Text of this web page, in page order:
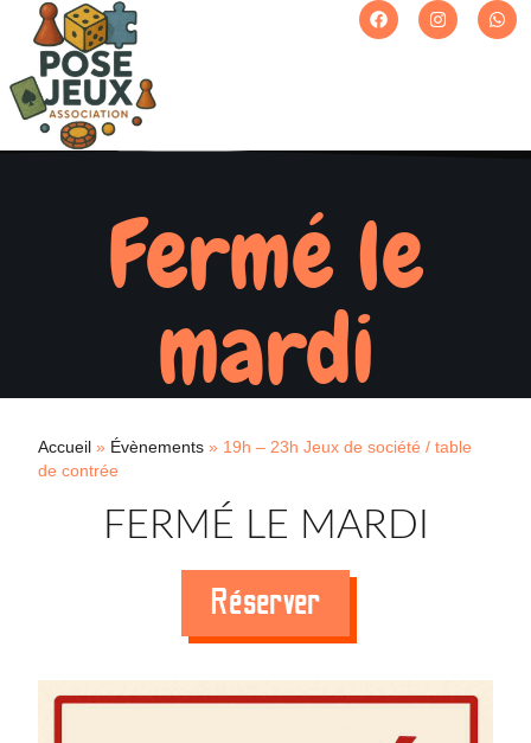
Fermé le
mardi
Accueil » Évènements » 19h – 23h Jeux de société / table
de contrée
FERMÉ LE MARDI
Réserver